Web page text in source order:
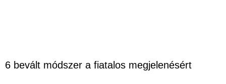
6 bevált módszer a fiatalos megjelenésért